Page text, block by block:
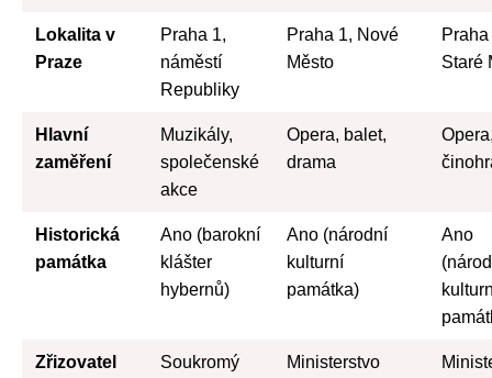
Lokalita v
Praze
Praha 1,
náměstí
Republiky
Praha 1, Nové
Město
Praha
Staré
Hlavní
zaměření
Muzikály,
společenské
akce
Opera, balet,
drama
Historická
památka
Ano (barokní
klášter
hybernů)
Ano (národní
kulturní
památka)
Ano
Zřizovatel
Soukromý
Ministerstvo